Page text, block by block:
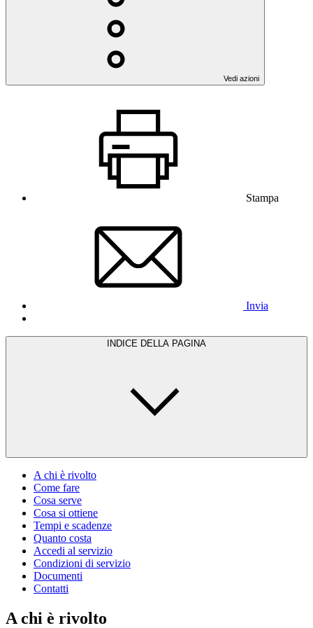
Vedi azioni
Stampa
Invia
INDICE DELLA PAGINA
A chi è rivolto
Come fare
Cosa serve
Cosa si ottiene
Tempi e scadenze
Quanto costa
Accedi al servizio
Condizioni di servizio
Documenti
Contatti
A chi è rivolto